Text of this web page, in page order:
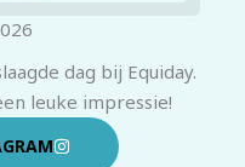
dag bij Equiday.
leuke impressie!